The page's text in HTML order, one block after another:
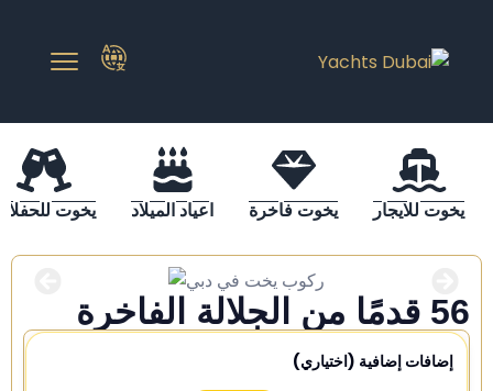
يخوت للايجار يخوت فاخرة اعياد الميلاد يخوت
56 قدمًا من الجلالة الفاخرة
إضافات إضافية (اختياري)